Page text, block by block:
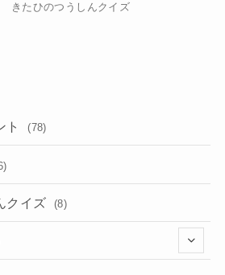
きたひのつうしんクイズ
ト (78)
クイズ (8)